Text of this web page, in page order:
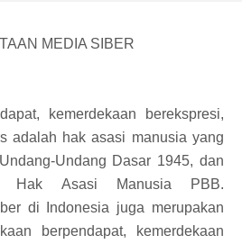
MEDIA SIBER
kemerdekaan berekspresi,
adalah hak asasi manusia yang
Undang Dasar 1945, dan
Hak Asasi Manusia PBB.
di Indonesia juga merupakan
berpendapat, kemerdekaan